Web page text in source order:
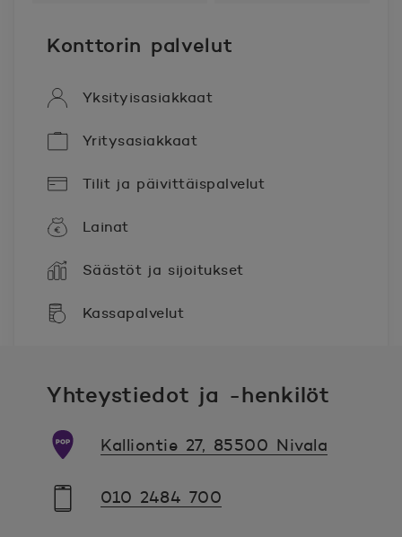
Konttorin palvelut
Yksityisasiakkaat
Yritysasiakkaat
Tilit ja päivittäispalvelut
Lainat
Säästöt ja sijoitukset
Kassapalvelut
Yhteystiedot ja -henkilöt
Kalliontie 27, 85500 Nivala
010 2484 700